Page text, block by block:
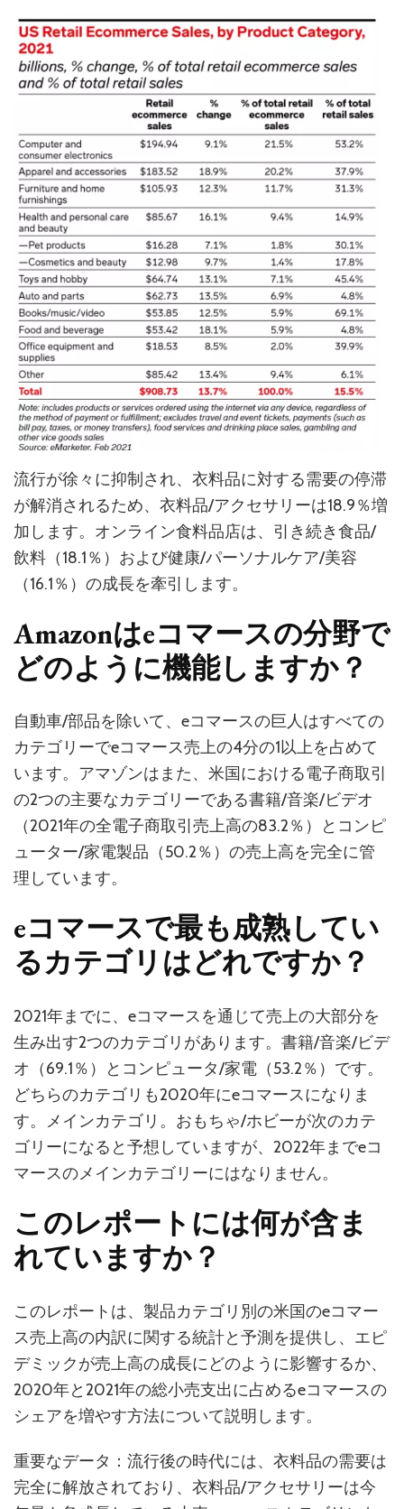
流行が徐々に抑制され、衣料品に対する需要の停滞
が解消されるため、衣料品/アクセサリーは18.9％増
加します。オンライン食料品店は、引き続き食品/
飲料（18.1％）および健康/パーソナルケア/美容
（16.1％）の成長を牽引します。
Amazonはeコマースの分野で
どのように機能しますか？
自動車/部品を除いて、eコマースの巨人はすべての
カテゴリーでeコマース売上の4分の1以上を占めて
います。アマゾンはまた、米国における電子商取引
の2つの主要なカテゴリーである書籍/音楽/ビデオ
（2021年の全電子商取引売上高の83.2％）とコンピ
ューター/家電製品（50.2％）の売上高を完全に管
理しています。
eコマースで最も成熟してい
るカテゴリはどれですか？
2021年までに、eコマースを通じて売上の大部分を
生み出す2つのカテゴリがあります。書籍/音楽/ビデ
オ（69.1％）とコンピュータ/家電（53.2％）です。
どちらのカテゴリも2020年にeコマースになりま
す。メインカテゴリ。おもちゃ/ホビーが次のカテ
ゴリーになると予想していますが、2022年までeコ
マースのメインカテゴリーにはなりません。
このレポートには何が含ま
れていますか？
このレポートは、製品カテゴリ別の米国のeコマー
ス売上高の内訳に関する統計と予測を提供し、エピ
デミックが売上高の成長にどのように影響するか、
2020年と2021年の総小売支出に占めるeコマースの
シェアを増やす方法について説明します。
重要なデータ：流行後の時代には、衣料品の需要は
完全に解放されており、衣料品/アクセサリーは今